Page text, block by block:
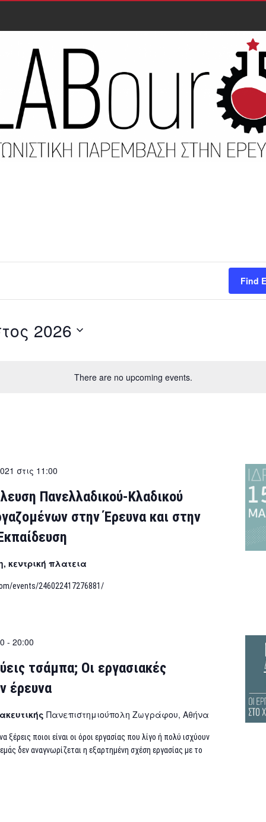
There are no upcoming events.
Find
2026
στις 11:00
Πανελλαδικού-Κλαδικού
στην Έρευνα και στην
κεντρική πλατεια
events/246022417276881/
-20:00
τσάμπα; Οι εργασιακές
έρευνα
Πανεπιστημιούπολη Ζωγράφου, Αθήνα
ξέρεις ποιοι είναι οι όροι εργασίας που λίγο ή πολύ ισχύουν
δεν αναγνωρίζεται η εξαρτημένη σχέση εργασίας με το